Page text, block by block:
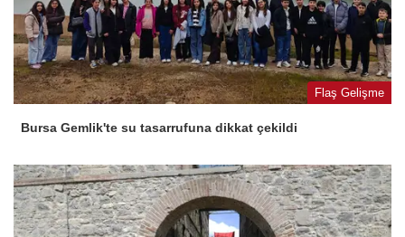
Flaş Gelişme
Bursa Gemlik'te su tasarrufuna dikkat çekildi